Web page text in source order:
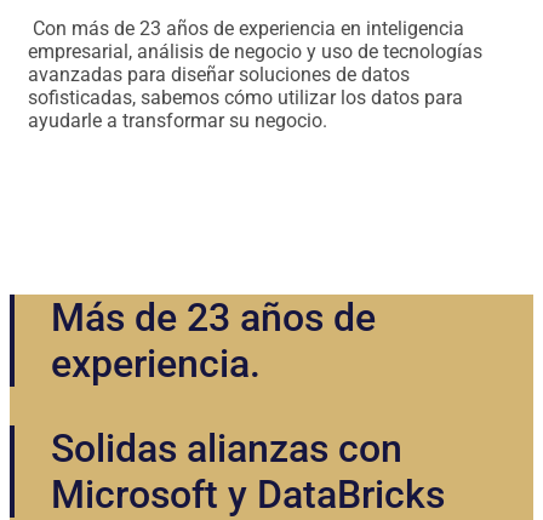
Con más de 23 años de experiencia en inteligencia
empresarial, análisis de negocio y uso de tecnologías
avanzadas para diseñar soluciones de datos
sofisticadas, sabemos cómo utilizar los datos para
ayudarle a transformar su negocio.
Más de 23 años de
experiencia.
Solidas alianzas con
Microsoft y DataBricks